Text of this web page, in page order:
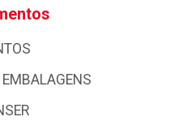
EMBALAGENS